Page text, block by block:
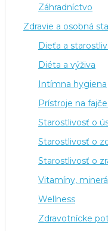
Záhradníctvo
Zdravie a osobná
Dieťa a
Diéta a výživa
Intímna hygiena
Prístroje na
Starostlivosť o
Starostlivosť o
Starostlivosť o
Vitamíny,
Wellness
Zdravotnícke